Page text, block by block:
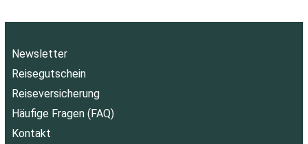
Newsletter
Reisegutschein
Reiseversicherung
Häufige Fragen (FAQ)
Kontakt